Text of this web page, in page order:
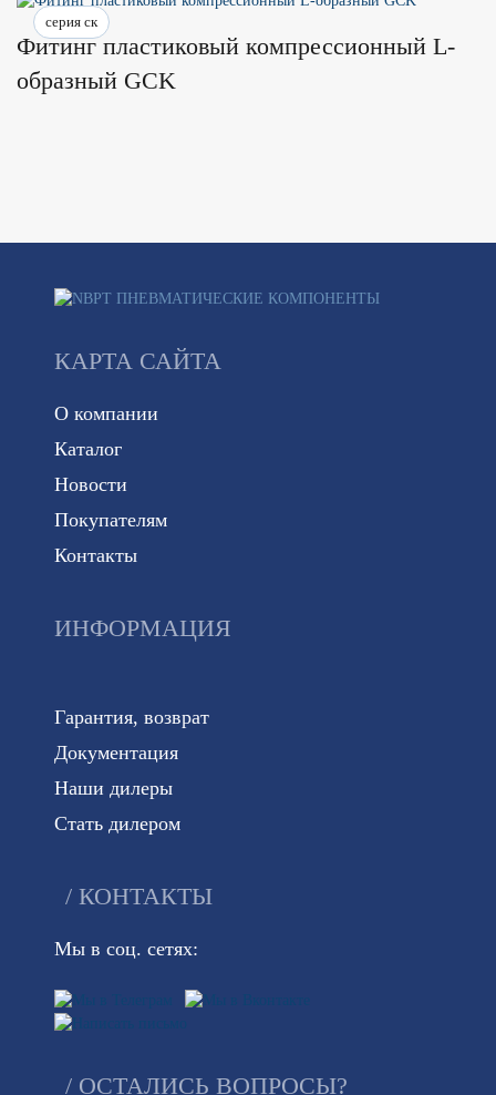
серия ск
Фитинг пластиковый компрессионный L-
образный GCK
КАРТА САЙТА
О компании
Каталог
Новости
Покупателям
Контакты
ИНФОРМАЦИЯ
Гарантия, возврат
Документация
Наши дилеры
Стать дилером
КОНТАКТЫ
Мы в соц. сетях:
ОСТАЛИСЬ ВОПРОСЫ?